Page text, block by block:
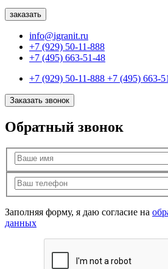
info@igranit.ru
+7 (929) 50-11-888
+7 (495) 663-51-48
+7 (929) 50-11-888 +7 (495) 663-
Заказать звонок
Обратный звонок
Заполняя форму, я даю согласие на
данных